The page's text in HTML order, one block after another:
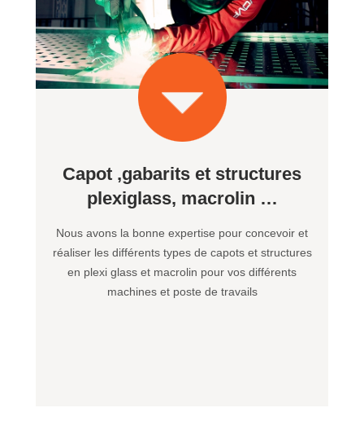
Capot ,gabarits et structures
plexiglass, macrolin …
Nous avons la bonne expertise pour concevoir et
réaliser les différents types de capots et structures
en plexi glass et macrolin pour vos différents
machines et poste de travails